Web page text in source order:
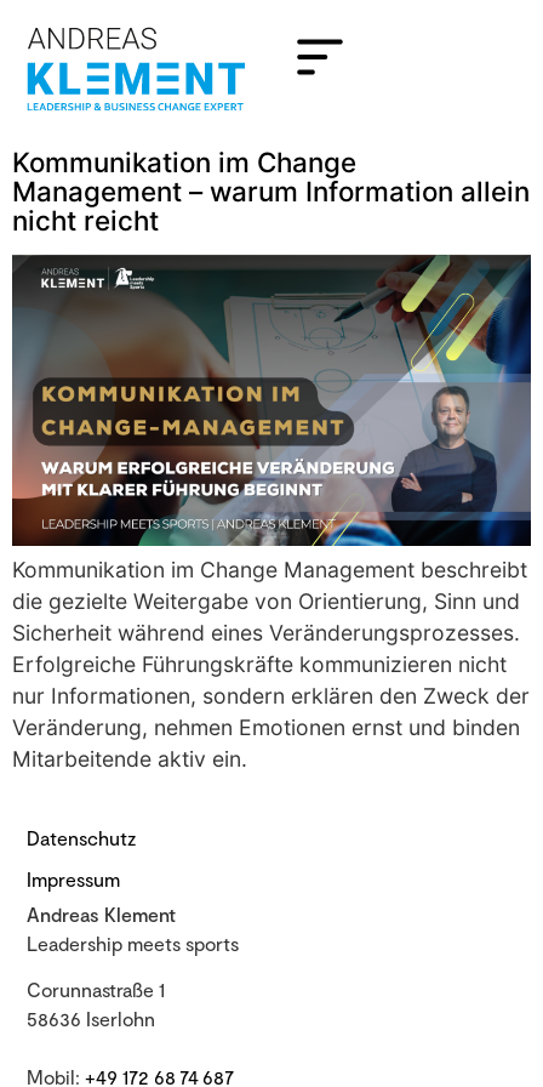
Kommunikation im Change
Management – warum Information allein
nicht reicht
Kommunikation im Change Management beschreibt
die gezielte Weitergabe von Orientierung, Sinn und
Sicherheit während eines Veränderungsprozesses.
Erfolgreiche Führungskräfte kommunizieren nicht
nur Informationen, sondern erklären den Zweck der
Veränderung, nehmen Emotionen ernst und binden
Mitarbeitende aktiv ein.
Datenschutz
Impressum
Andreas Klement
Leadership meets sports
Corunnastraße 1
58636 Iserlohn
Mobil:+49 172 68 74 687